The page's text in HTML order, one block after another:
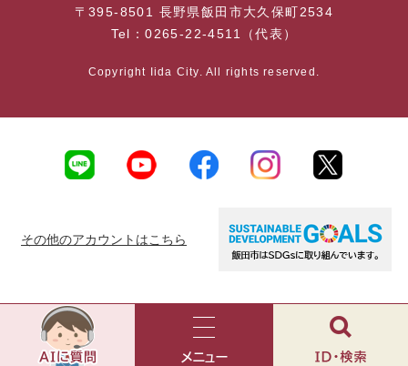
〒395-8501 長野県飯田市大久保町2534
Tel：0265-22-4511（代表）
Copyright Iida City. All rights reserved.
その他のアカウントはこちら